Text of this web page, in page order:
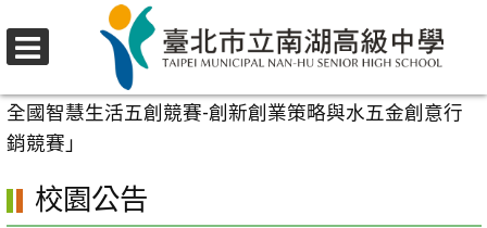
至
要
內
校園公告
全國智慧生活五創競賽-創新創業策略與水五金創意行
銷競賽」
校園公告
選
單